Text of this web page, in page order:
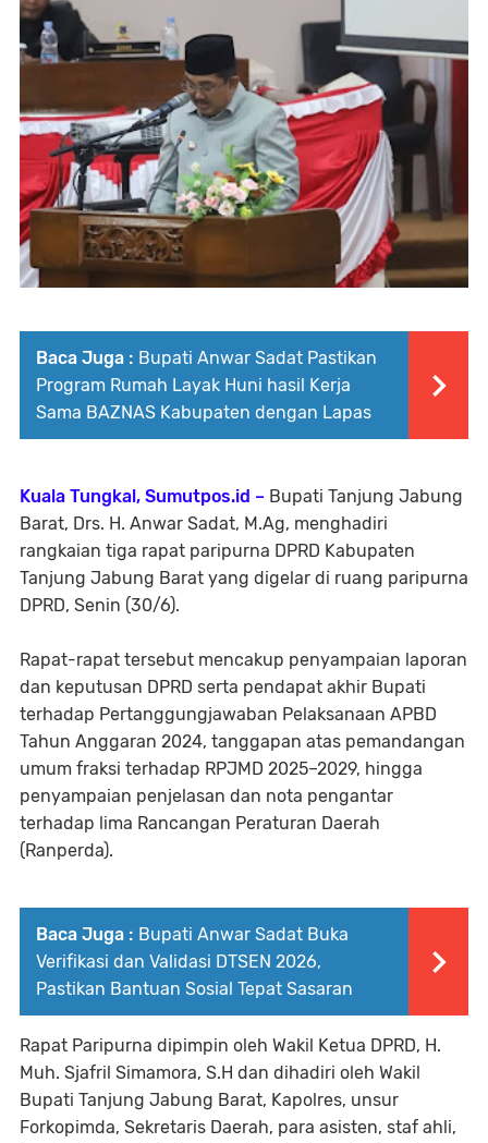
Baca Juga : Bupati Anwar Sadat Pastikan
Program Rumah Layak Huni hasil Kerja
Sama BAZNAS Kabupaten dengan Lapas
Kuala Tungkal, Sumutpos.id – Bupati Tanjung Jabung
Barat, Drs. H. Anwar Sadat, M.Ag, menghadiri
rangkaian tiga rapat paripurna DPRD Kabupaten
Tanjung Jabung Barat yang digelar di ruang paripurna
DPRD, Senin (30/6).
Rapat-rapat tersebut mencakup penyampaian laporan
dan keputusan DPRD serta pendapat akhir Bupati
terhadap Pertanggungjawaban Pelaksanaan APBD
Tahun Anggaran 2024, tanggapan atas pemandangan
umum fraksi terhadap RPJMD 2025–2029, hingga
penyampaian penjelasan dan nota pengantar
terhadap lima Rancangan Peraturan Daerah
(Ranperda).
Baca Juga : Bupati Anwar Sadat Buka
Verifikasi dan Validasi DTSEN 2026,
Pastikan Bantuan Sosial Tepat Sasaran
Rapat Paripurna dipimpin oleh Wakil Ketua DPRD, H.
Muh. Sjafril Simamora, S.H dan dihadiri oleh Wakil
Bupati Tanjung Jabung Barat, Kapolres, unsur
Forkopimda, Sekretaris Daerah, para asisten, staf ahli,